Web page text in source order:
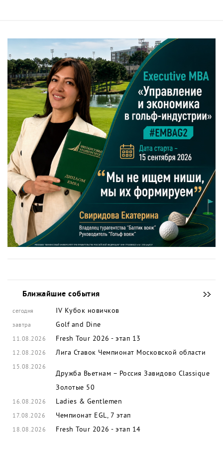
Ближайшие события
сегодня IV Кубок новичков
завтра Golf and Dine
11.08.2026 Fresh Tour 2026 - этап 13
12.08.2026 Лига Ставок Чемпионат Московской области
15.08.2026
Дружба Вьетнам – Россия Завидово Classique
Золотые 50
16.08.2026 Ladies & Gentlemen
17.08.2026 Чемпионат EGL, 7 этап
18.08.2026 Fresh Tour 2026 - этап 14